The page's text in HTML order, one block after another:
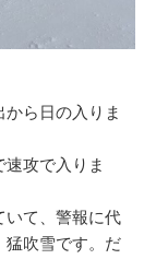
ら日の入りま
攻で入りま
いて、警報に代
猛吹雪です。だ